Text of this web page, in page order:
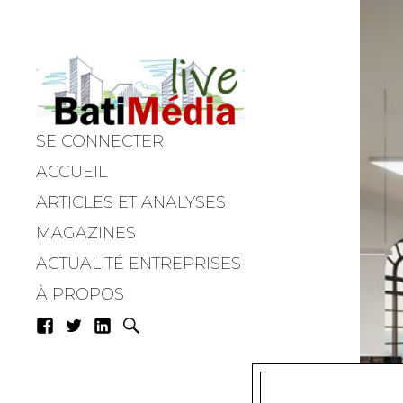
SE CONNECTER
ACCUEIL
ARTICLES ET ANALYSES
MAGAZINES
ACTUALITÉ ENTREPRISES
À PROPOS